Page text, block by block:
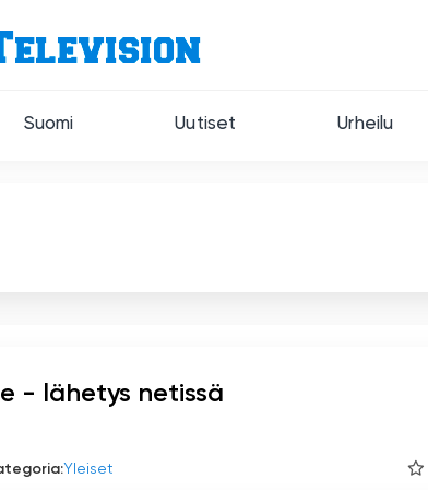
Suomi Uutiset Urheilu
- lähetys netissä
Yleiset